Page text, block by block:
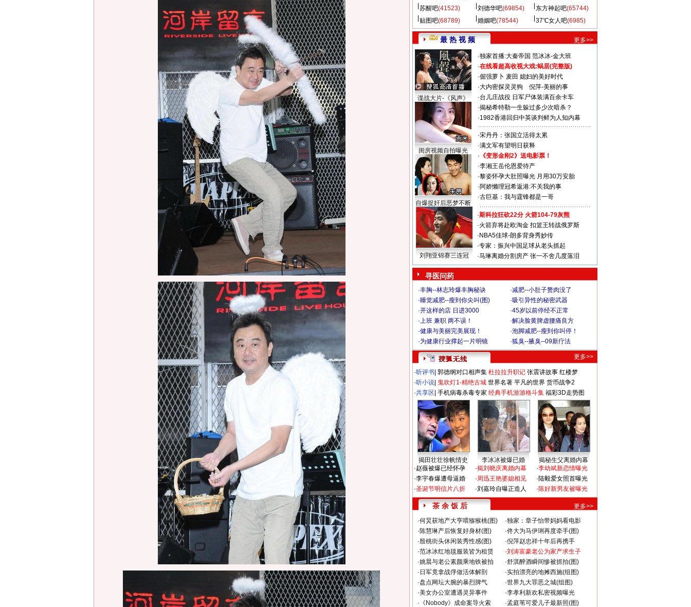
苏醒吧(41523) 刘德华吧(69854) 东方神起吧(65744)
贴图吧(68789) 婚姻吧(78544) 37℃女人吧(6985)
最 热 视 频 更多>>
谍战大片-《风声》
闺房视频自拍曝光
自爆捉奸后恶梦不断
·独家首播:大秦帝国 范冰冰-金大班
·在线看超高收视大戏:蜗居(完整版)
·倔强萝卜 麦田 媳妇的美好时代
·大内密探灵灵狗
倪萍-美丽的事
·台儿庄战役 日军尸体装满百余卡车
·揭秘希特勒一生躲过多少次暗杀？
·1982香港回归中英谈判鲜为人知内幕
·宋丹丹：张国立活得太累
·满文军有望明日获释
· 《变形金刚2》送电影票！
·李湘王岳伦恩爱待产
·黎姿怀孕大肚照曝光 月用30万安胎
·阿娇懒理冠希返港:不关我的事
·古巨基：我与霆锋都是一哥
刘翔亚锦赛三连冠
·斯科拉狂砍22分 火箭104-79灰熊
·火箭弃将赴欧淘金 扣篮王转战俄罗斯
· NBA5佳球-朗多背身秀妙传
·专家：振兴中国足球从老头抓起
·马琳离婚分割房产 张一不舍几度落泪
寻医问药
·丰胸--林志玲爆丰胸秘诀 ·减肥--小肚子赘肉没了
·睡觉减肥--瘦到你尖叫(图) ·吸引异性的秘密武器
·开这样的店 日进3000 ·45岁以前停经不正常
·上班 兼职 两不误！ ·解决脸黄脾虚腰痛良方
·健康与美丽完美展现！ ·泡脚减肥--瘦到你叫停！
·为健康行业撑起一片明镜 ·狐臭--腋臭--09新疗法
更多>>
·听评书 郭德纲对口相声集 杜拉拉升职记 张震讲故事 红楼梦
·听小说 鬼吹灯1-精绝古城 世界名著 平凡的世界 货币战争2
·共享区 手机病毒杀毒专家 经典手机游游格斗集 福彩3D走势图
揭田壮壮徐帆情史 李冰冰被爆已婚
揭秘生父离婚内幕
·赵薇被爆已经怀孕
·李宇春爆遭母逼婚
·圣诞节明信片八折
·揭刘晓庆离婚内幕
·周迅王艳婆媳相见
·刘嘉玲自曝正造人
·李幼斌新恋情曝光
·陆毅爱女照首曝光
·陈好新男友被曝光
茶 余 饭 后
更多>>
·何炅获地产大亨喂猕猴桃(图) ·独家：章子怡带妈妈看电影
·陈慧琳产后恢复好身材(图) ·佟大为马伊琍再度牵手(图)
·殷桃街头休闲装秀性感(图) ·倪萍赵忠祥十年后再携手
·范冰冰红地毯服装皆为租赁 ·刘涛富豪老公为家产求生子
·姚晨与老公素颜乘地铁被拍 ·舒淇醉酒瞬间惨被抓拍(图)
· 日军竟拿战俘做活体解剖 ·实拍漂亮的地摊西施(组图)
·盘点网坛大腕的暴烈脾气 ·世界九大罪恶之城(组图)
·美女办公室遭遇灵异事件 ·李孝利新欢私密视频曝光
· 《Nobody》成命案导火索 ·孟庭苇可爱儿子最新照(图)